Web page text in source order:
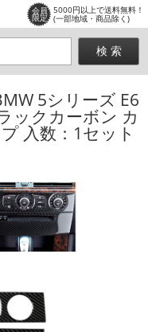
会員
限定
5000円以上で送料無料！
(一部地域・商品除く)
5シリーズ E6
ックカーボン カ
入数：1セット